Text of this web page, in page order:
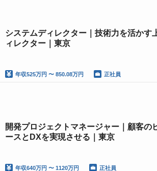
システムディレクター｜技術力を活かす
ィレクター｜東京
年収525万円 〜 850.08万円 正社員
開発プロジェクトマネージャー｜顧客の
ースとDXを実現させる｜東京
年収640万円 〜 1120万円 正社員